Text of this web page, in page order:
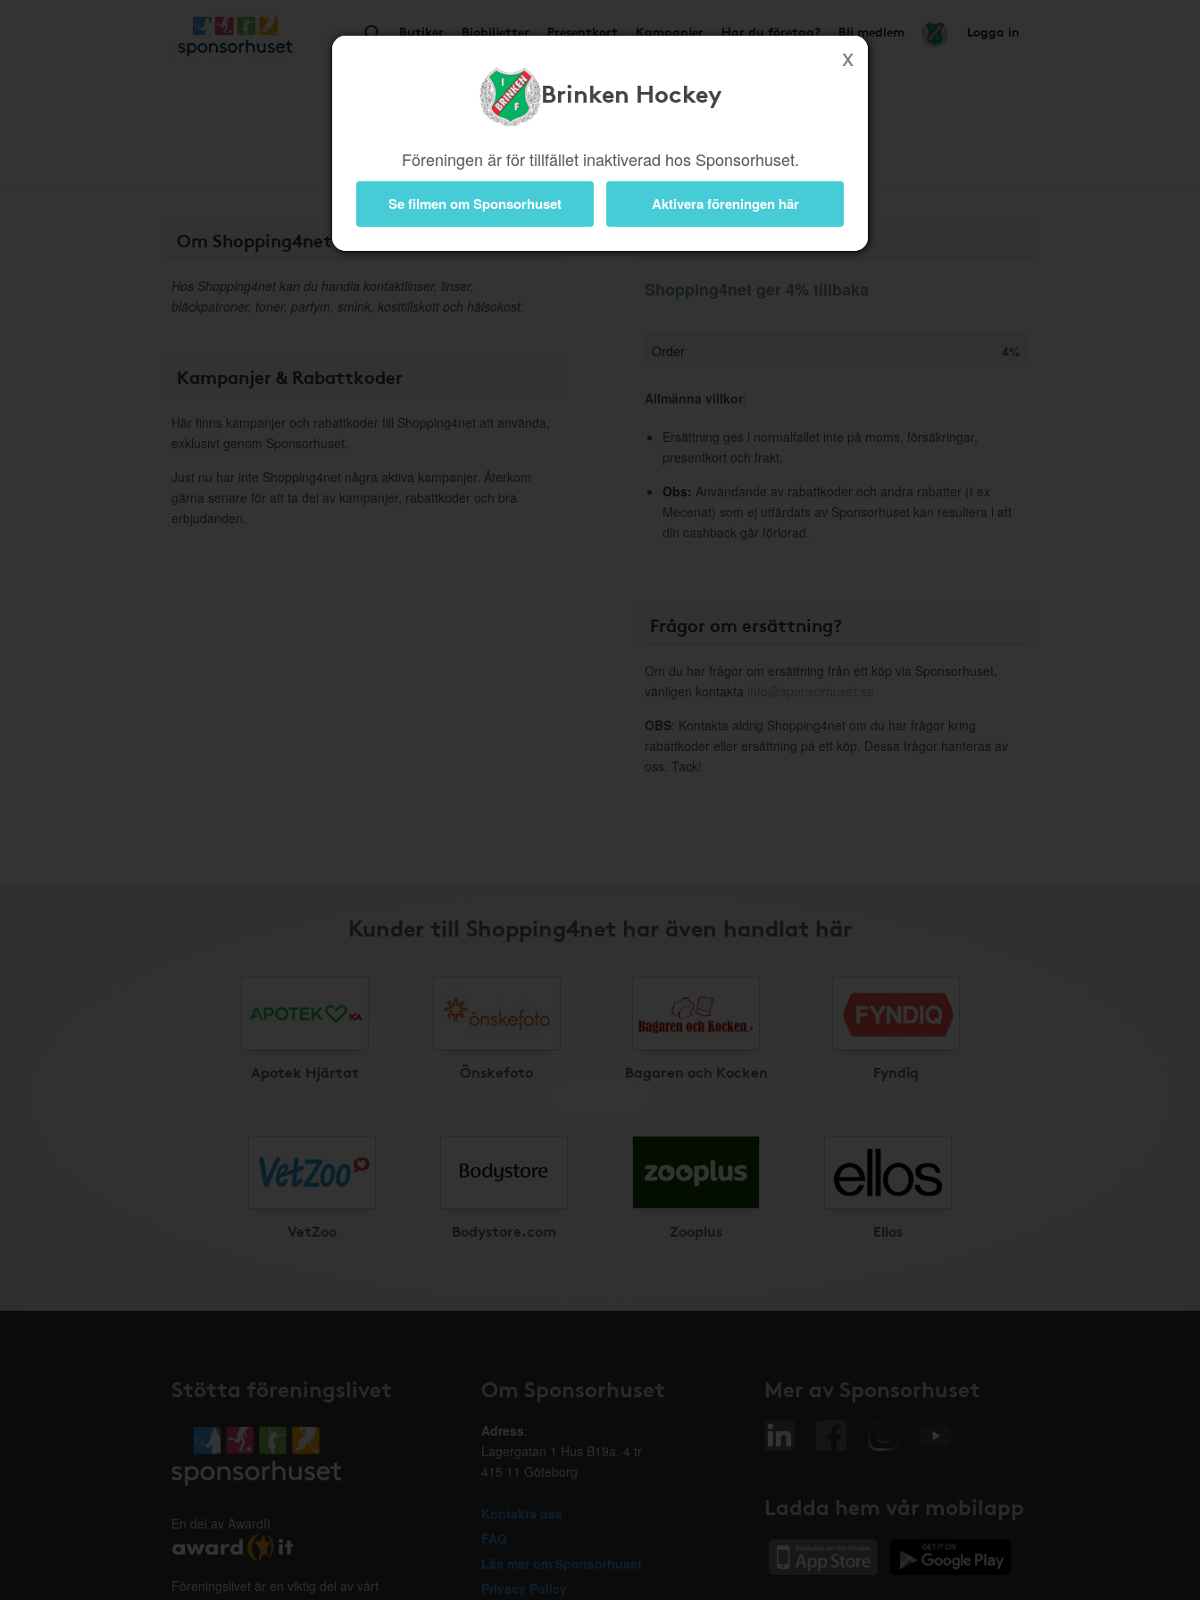
Butiker Biobiljetter Presentkort Kampanjer Har du företag? Bli medlem Logga in
Brinken Hockey
Föreningen är för tillfället inaktiverad hos Sponsorhuset.
Se filmen om Sponsorhuset Aktivera föreningen här
Om Shopping4net
Hos Shopping4net kan du handla kontaktlinser, linser,
bläckpatroner, toner, parfym, smink, kosttillskott och hälsokost.
Kampanjer & Rabattkoder
Här finns kampanjer och rabattkoder till Shopping4net att använda,
exklusivt genom Sponsorhuset.
Just nu har inte Shopping4net några aktiva kampanjer. Återkom
gärna senare för att ta del av kampanjer, rabattkoder och bra
erbjudanden.
Shopping4net ger 4% tillbaka
Order 4%
Allmänna villkor:
Ersättning ges i normalfallet inte på moms, försäkringar,
presentkort och frakt.
Obs: Användande av rabattkoder och andra rabatter (t ex
Mecenat) som ej utfärdats av Sponsorhuset kan resultera i att
din cashback går förlorad.
Frågor om ersättning?
Om du har frågor om ersättning från ett köp via Sponsorhuset,
vänligen kontakta info@sponsorhuset.se
OBS: Kontakta aldrig Shopping4net om du har frågor kring
rabattkoder eller ersättning på ett köp. Dessa frågor hanteras av
oss. Tack!
Kunder till Shopping4net har även handlat här
Apotek Hjärtat Önskefoto Bagaren och Kocken Fyndiq
VetZoo Bodystore.com Zooplus Ellos
Stötta föreningslivet
En del av AwardIt
Föreningslivet är en viktig del av vårt
Om Sponsorhuset
Adress:
Lagergatan 1 Hus B19a, 4 tr
415 11 Göteborg
Kontakta oss
FAQ
Läs mer om Sponsorhuset
Privacy Policy
Mer av Sponsorhuset
Ladda hem vår mobilapp